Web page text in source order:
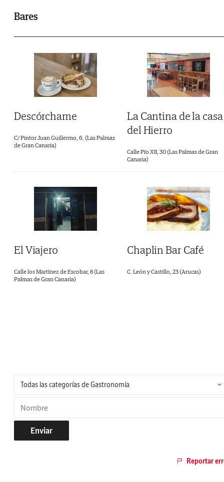
Bares
Descórchame
C/ Pintor Juan Guillermo, 6. (Las Palmas
de Gran Canaria)
La Cantina de la casa
del Hierro
Calle Pío XII, 30 (Las Palmas de Gran
Canaria)
El Viajero
Calle los Martínez de Escobar, 8 (Las
Palmas de Gran Canaria)
Chaplin Bar Café
C. León y Castillo, 23 (Arucas)
Enviar
Reportar